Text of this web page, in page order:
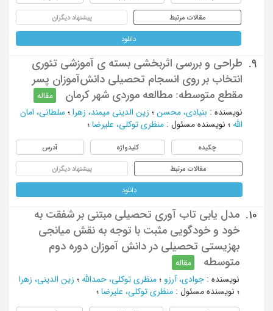
مقالات مرتبط پیشنهاد دیگران
دانلود
9.
طراحی و بررسی اثربخشی بسته ی آموزشی تئوری
انتخاب بر روی انسجام تحصیلی دانش‌آموزان پسر
مقطع متوسطه: مطالعه موردی شهر کرمان
مقاله
نویسنده : بنیادی، محسن ؛ زین الدینی میمند، زهرا ؛ سلطانی، امان
الله ؛ نویسنده مسئول : منظری توکلی، علیرضا ؛
چکیده کلیدواژه آدرس
مقالات مرتبط پیشنهاد دیگران
دانلود
10.
مدل یابی تاب آوری تحصیلی مبتنی بر شفقت به
خود و خودگویی مثبت با توجه به نقش میانجی
بهزیستی تحصیلی در دانش آموزان دوره دوم
متوسطه
مقاله
نویسنده : جوادی، آرزو ؛ منظری توکلی، حمدالله ؛ زین الدینی، زهرا
؛ نویسنده مسئول : منظری توکلی، علیرضا ؛